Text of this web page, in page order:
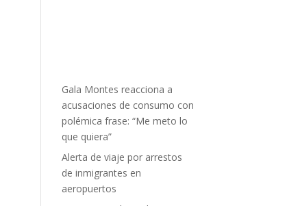
Gala Montes reacciona a
acusaciones de consumo con
polémica frase: “Me meto lo
que quiera”
Alerta de viaje por arrestos
de inmigrantes en
aeropuertos